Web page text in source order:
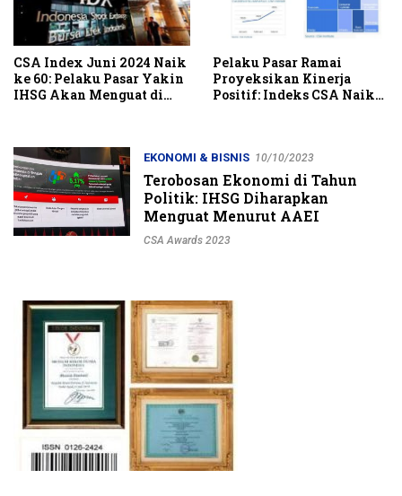
CSA Index Juni 2024 Naik
ke 60: Pelaku Pasar Yakin
IHSG Akan Menguat di
Pelaku Pasar Ramai
Proyeksikan Kinerja
Positif: Indeks CSA Naik
EKONOMI & BISNIS 10/10/2023
Terobosan Ekonomi di Tahun
Politik: IHSG Diharapkan
Menguat Menurut AAEI
CSA Awards 2023